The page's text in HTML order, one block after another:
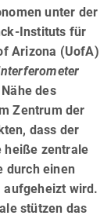
unter der
Instituts für
Arizona (UofA)
des
Zentrum der
dass der
heiße zentrale
durch einen
aufgeheizt wird.
stützen das